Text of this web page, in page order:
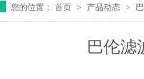
您的位置： 首页 > 产品动态 >
巴伦